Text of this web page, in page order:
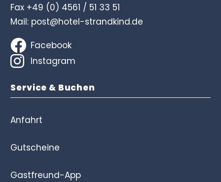
Fax +49 (0) 4561 / 51 33 51
Mail: post@hotel-strandkind.de
Facebook
Instagram
Service & Buchen
Anfahrt
Gutscheine
Gastfreund-App